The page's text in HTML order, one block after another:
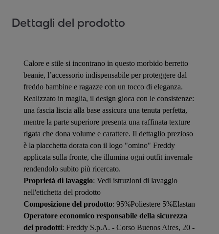
Dettagli del prodotto
Calore e stile si incontrano in questo morbido berretto
beanie, l’accessorio indispensabile per proteggere dal
freddo bambine e ragazze con un tocco di eleganza.
Realizzato in maglia, il design gioca con le consistenze:
una fascia liscia alla base assicura una tenuta perfetta,
mentre la parte superiore presenta una raffinata texture
rigata che dona volume e carattere. Il dettaglio prezioso
è la placchetta dorata con il logo "omino" Freddy
applicata sulla fronte, che illumina ogni outfit invernale
rendendolo subito più ricercato.
Proprietà di lavaggio: Vedi istruzioni di lavaggio
nell'etichetta del prodotto
Composizione del prodotto: 95%Poliestere 5%Elastan
Operatore economico responsabile della sicurezza
dei prodotti: Freddy S.p.A. - Corso Buenos Aires, 20 -